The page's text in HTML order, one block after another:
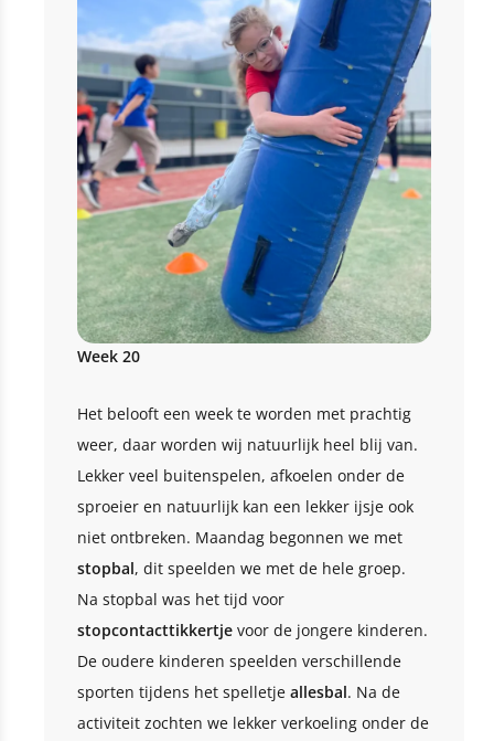
Week 20
Het belooft een week te worden met prachtig
weer, daar worden wij natuurlijk heel blij van.
Lekker veel buitenspelen, afkoelen onder de
sproeier en natuurlijk kan een lekker ijsje ook
niet ontbreken. Maandag begonnen we met
stopbal, dit speelden we met de hele groep.
Na stopbal was het tijd voor
stopcontacttikkertje voor de jongere kinderen.
De oudere kinderen speelden verschillende
sporten tijdens het spelletje allesbal. Na de
activiteit zochten we lekker verkoeling onder de